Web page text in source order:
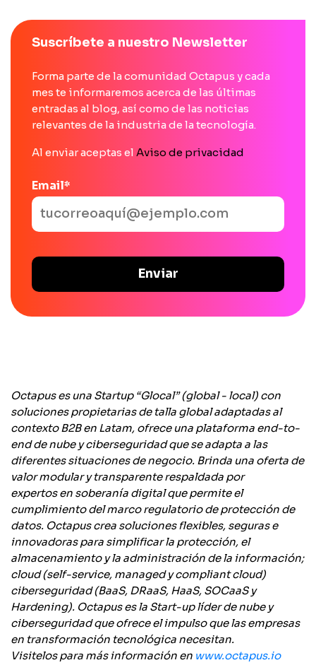
Suscríbete a nuestro Newsletter
Forma parte de la comunidad Octapus y cada
mes te informaremos acerca de las últimas
entradas al blog, así como de las noticias
relevantes de la industria de la tecnología.
Al enviar aceptas el Aviso de privacidad
Email*
Octapus es una Startup “Glocal” (global - local) con
soluciones propietarias de talla global adaptadas al
contexto B2B en Latam, ofrece una plataforma end-to-
end de nube y ciberseguridad que se adapta a las
diferentes situaciones de negocio. Brinda una oferta de
valor modular y transparente respaldada por
expertos en soberanía digital que permite el
cumplimiento del marco regulatorio de protección de
datos. Octapus crea soluciones flexibles, seguras e
innovadoras para simplificar la protección, el
almacenamiento y la administración de la información;
cloud (self-service, managed y compliant cloud)
ciberseguridad (BaaS, DRaaS, HaaS, SOCaaS y
Hardening). Octapus es la Start-up líder de nube y
ciberseguridad que ofrece el impulso que las empresas
en transformación tecnológica necesitan.
Visitelos para más información en www.octapus.io